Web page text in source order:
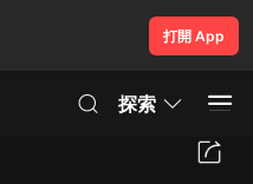
打開 App
探索